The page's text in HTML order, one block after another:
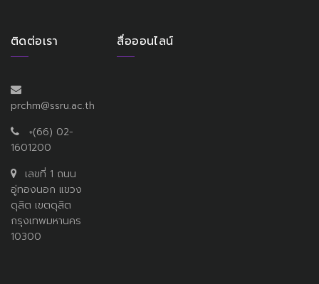
ติดต่อเรา
prchm@ssru.ac.th
+(66) 02-
1601200
เลขที่ 1 ถนน
อู่ทองนอก แขวง
ดุสิต เขตดุสิต
กรุงเทพมหานคร
10300
สื่อออนไลน์